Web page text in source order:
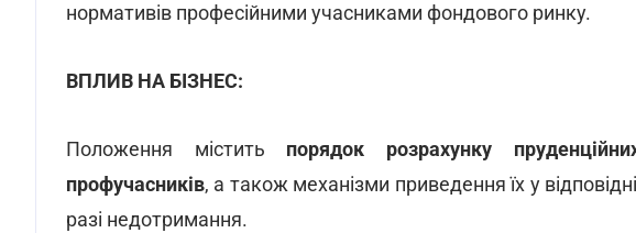
нормативів професійними учасниками фондового ринку.
ВПЛИВ НА БІЗНЕС:
Положення містить порядок розрахунку
профучасників, а також механізми приведення їх у
разі недотримання.